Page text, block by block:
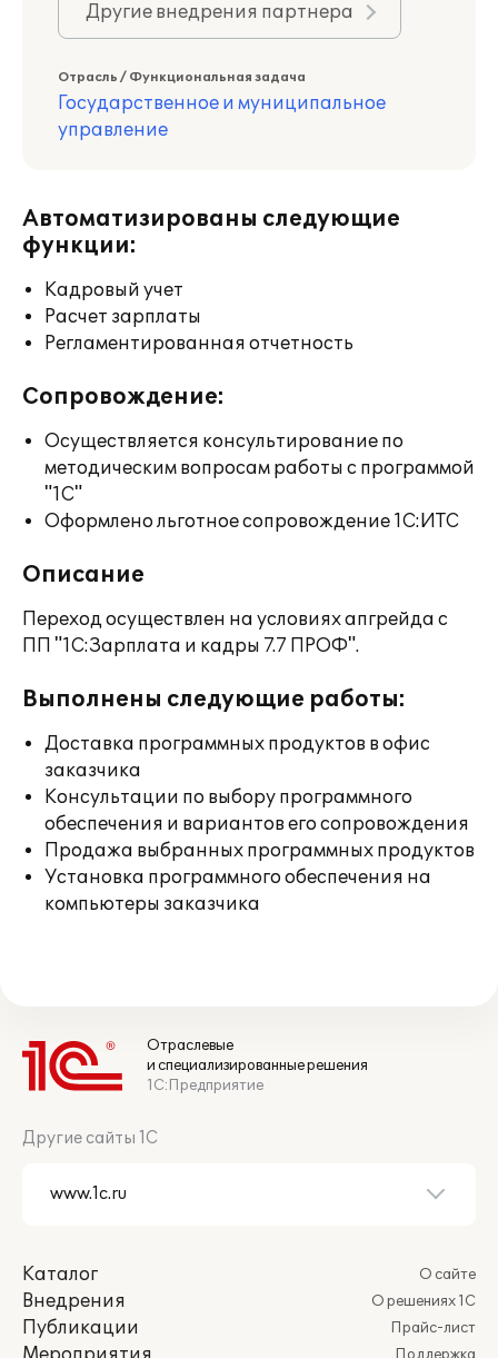
Другие внедрения партнера
Отрасль / Функциональная задача
Государственное и муниципальное
управление
Автоматизированы следующие
функции:
Кадровый учет
Расчет зарплаты
Регламентированная отчетность
Сопровождение:
Осуществляется консультирование по
методическим вопросам работы с программой
"1С"
Оформлено льготное сопровождение 1С:ИТС
Описание
Переход осуществлен на условиях апгрейда с
ПП "1С:Зарплата и кадры 7.7 ПРОФ".
Выполнены следующие работы:
Доставка программных продуктов в офис
заказчика
Консультации по выбору программного
обеспечения и вариантов его сопровождения
Продажа выбранных программных продуктов
Установка программного обеспечения на
компьютеры заказчика
Отраслевые
и специализированные решения
1С:Предприятие
Другие сайты 1С
Каталог
Внедрения
Публикации
О сайте
О решениях 1С
Прайс-лист